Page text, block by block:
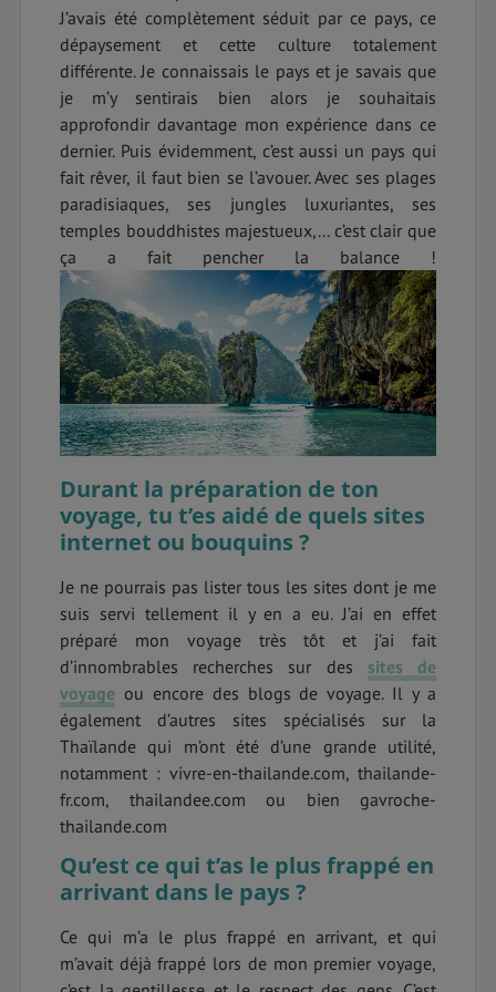
J’avais été complètement séduit par ce pays, ce
dépaysement et cette culture totalement
différente. Je connaissais le pays et je savais que
je m’y sentirais bien alors je souhaitais
approfondir davantage mon expérience dans ce
dernier. Puis évidemment, c’est aussi un pays qui
fait rêver, il faut bien se l’avouer. Avec ses plages
paradisiaques, ses jungles luxuriantes, ses
temples bouddhistes majestueux,... c’est clair que
ça a fait pencher la balance !
Durant la préparation de ton
voyage, tu t’es aidé de quels sites
internet ou bouquins ?
Je ne pourrais pas lister tous les sites dont je me
suis servi tellement il y en a eu. J’ai en effet
préparé mon voyage très tôt et j’ai fait
d’innombrables recherches sur des sites de
voyage ou encore des blogs de voyage. Il y a
également d’autres sites spécialisés sur la
Thaïlande qui m’ont été d’une grande utilité,
notamment : vivre-en-thailande.com, thailande-
fr.com, thailandee.com ou bien gavroche-
thailande.com
Qu’est ce qui t’as le plus frappé en
arrivant dans le pays ?
Ce qui m’a le plus frappé en arrivant, et qui
m’avait déjà frappé lors de mon premier voyage,